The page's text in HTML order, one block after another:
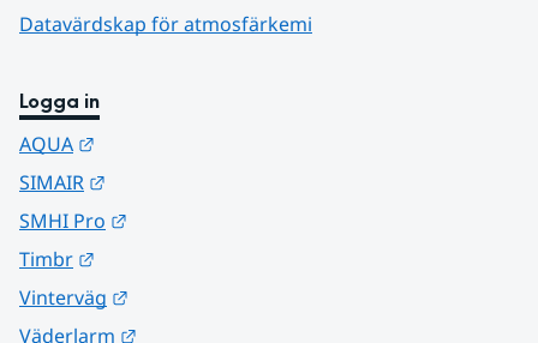
Datavärdskap för atmosfärkemi
Logga in
AQUA
SIMAIR
SMHI Pro
Timbr
Vinterväg
Väderlarm